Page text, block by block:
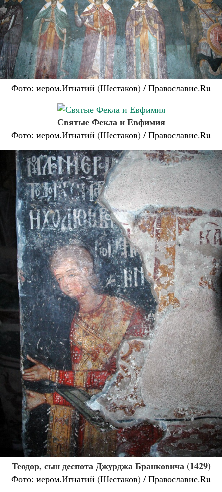
Фото: иером.Игнатий (Шестаков) / Православие.Ru
Святые Фекла и Евфимия
Фото: иером.Игнатий (Шестаков) / Православие.Ru
Теодор, сын деспота Джурджа Бранковича (1429)
Фото: иером.Игнатий (Шестаков) / Православие.Ru